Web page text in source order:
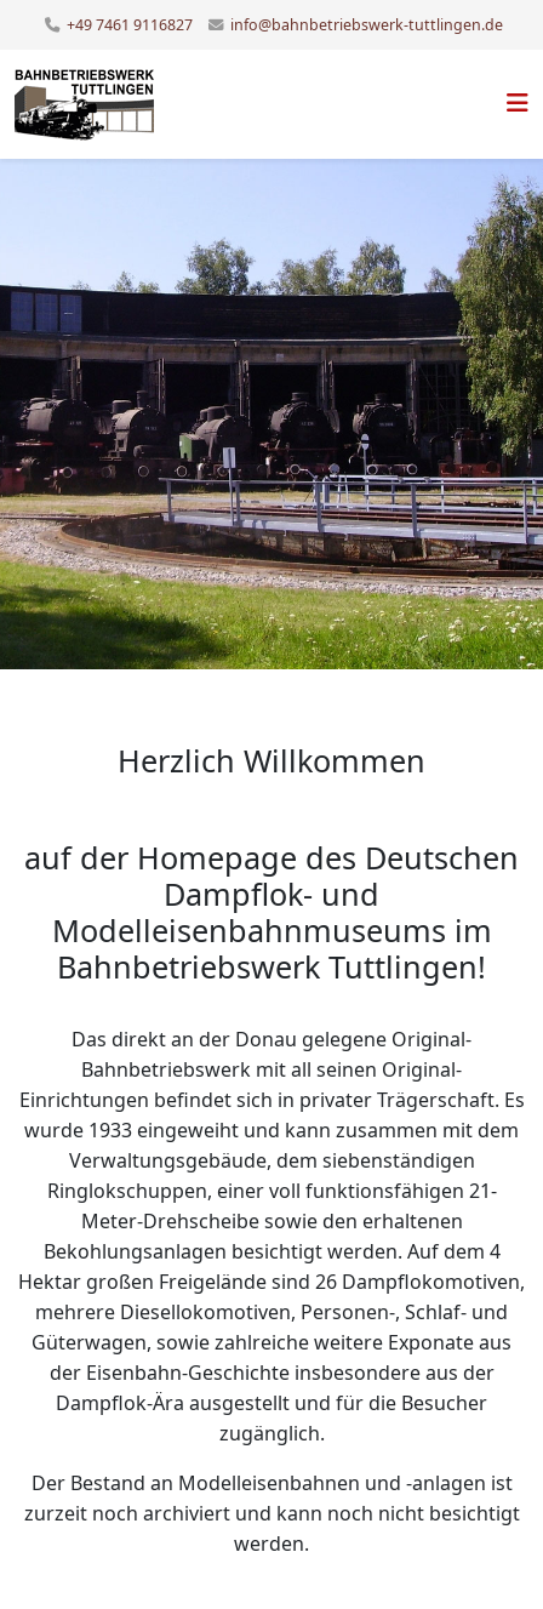
+49 7461 9116827 info@bahnbetriebswerk-tuttlingen.de
Herzlich Willkommen
auf der Homepage des Deutschen
Dampflok- und
Modelleisenbahnmuseums im
Bahnbetriebswerk Tuttlingen!
Das direkt an der Donau gelegene Original-
Bahnbetriebswerk mit all seinen Original-
Einrichtungen befindet sich in privater Trägerschaft. Es
wurde 1933 eingeweiht und kann zusammen mit dem
Verwaltungsgebäude, dem siebenständigen
Ringlokschuppen, einer voll funktionsfähigen 21-
Meter-Drehscheibe sowie den erhaltenen
Bekohlungsanlagen besichtigt werden. Auf dem 4
Hektar großen Freigelände sind 26 Dampflokomotiven,
mehrere Diesellokomotiven, Personen-, Schlaf- und
Güterwagen, sowie zahlreiche weitere Exponate aus
der Eisenbahn-Geschichte insbesondere aus der
Dampflok-Ära ausgestellt und für die Besucher
zugänglich.
Der Bestand an Modelleisenbahnen und -anlagen ist
zurzeit noch archiviert und kann noch nicht besichtigt
werden.